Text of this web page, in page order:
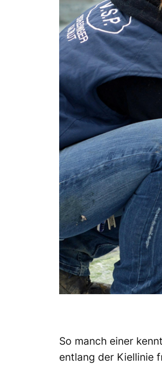
So manch einer
entlang der Kiellinie